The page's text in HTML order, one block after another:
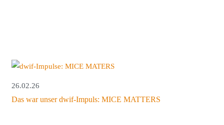
26.02.26
Das war unser dwif-Impuls: MICE MATTERS